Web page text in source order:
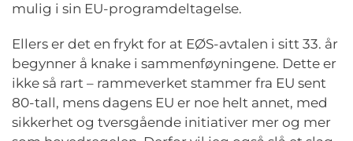
mulig i sin EU-programdeltagelse.
Ellers er det en frykt for at EØS-avtalen i sitt 33. år
begynner å knake i sammenføyningene. Dette er
ikke så rart – rammeverket stammer fra EU sent
80-tall, mens dagens EU er noe helt annet, med
sikkerhet og tversgående initiativer mer og mer